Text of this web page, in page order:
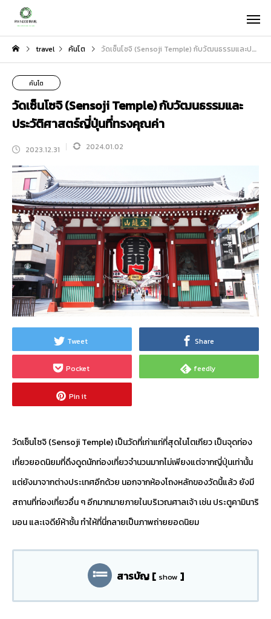
travel คันโต วัดเซ็นโซจิ (Sensoji Temple) กับวัฒนธรรมและประวัติศาสตร์ญี่ปุ่นที่ทรงคุณค่า
คันโต
วัดเซ็นโซจิ (Sensoji Temple) กับวัฒนธรรมและ
ประวัติศาสตร์ญี่ปุ่นที่ทรงคุณค่า
2023.12.31 2024.01.02
Tweet Share
Pocket feedly
Pin it
วัดเซ็นโซจิ (Sensoji Temple) เป็นวัดที่เก่าแก่ที่สุดในโตเกียว เป็นจุดท่อง
เที่ยวยอดนิยมที่ดึงดูดนักท่องเที่ยวจำนวนมากไม่เพียงแต่จากญี่ปุ่นเท่านั้น
แต่ยังมาจากต่างประเทศอีกด้วย นอกจากห้องโถงหลักของวัดนี้แล้ว ยังมี
สถานที่ท่องเที่ยวอื่น ๆ อีกมากมายภายในบริเวณศาลเจ้า เช่น ประตูคามินาริ
มอน และเจดีย์ห้าชั้น ทำให้ที่นี่กลายเป็นภาพถ่ายยอดนิยม
สารบัญ [ show ]